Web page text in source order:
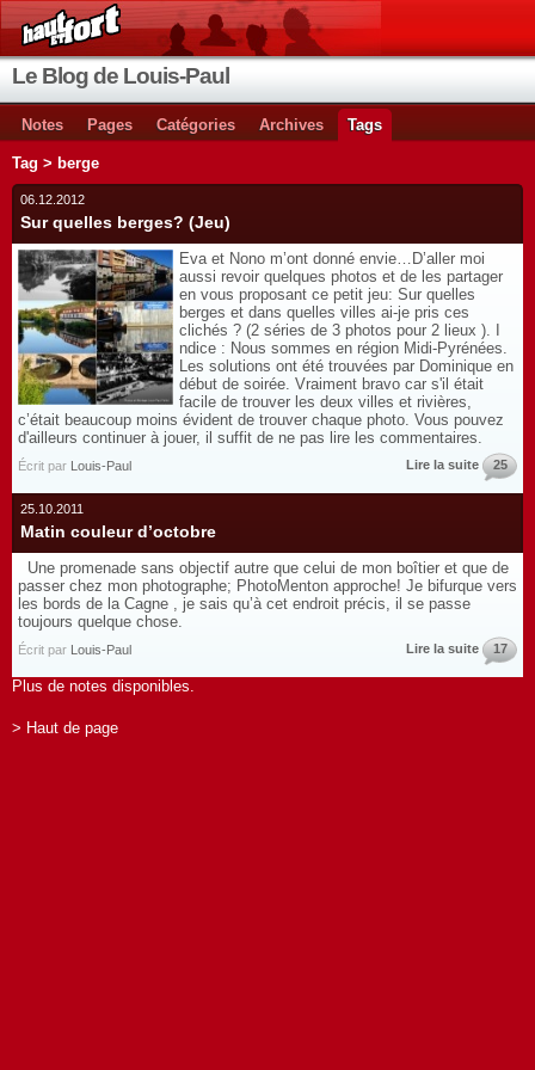
Le Blog de Louis-Paul
Notes Pages Catégories Archives Tags
Tag > berge
06.12.2012
Sur quelles berges? (Jeu)
Eva et Nono m’ont donné envie…D’aller moi
aussi revoir quelques photos et de les partager
en vous proposant ce petit jeu: Sur quelles
berges et dans quelles villes ai-je pris ces
clichés ? (2 séries de 3 photos pour 2 lieux ). I
ndice : Nous sommes en région Midi-Pyrénées.
Les solutions ont été trouvées par Dominique en
début de soirée. Vraiment bravo car s'il était
facile de trouver les deux villes et rivières,
c’était beaucoup moins évident de trouver chaque photo. Vous pouvez
d'ailleurs continuer à jouer, il suffit de ne pas lire les commentaires.
Écrit par Louis-Paul Lire la suite 25
25.10.2011
Matin couleur d’octobre
Une promenade sans objectif autre que celui de mon boîtier et que de
passer chez mon photographe; PhotoMenton approche! Je bifurque vers
les bords de la Cagne , je sais qu’à cet endroit précis, il se passe
toujours quelque chose.
Écrit par Louis-Paul Lire la suite 17
Plus de notes disponibles.
> Haut de page